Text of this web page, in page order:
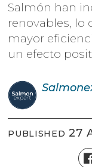
Salmón han
renovables, lo
mayor
un efecto
PUBLISHED